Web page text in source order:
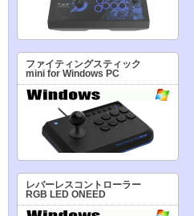
ファイティングスティック
mini for Windows PC
レバーレスコントローラー
RGB LED ONEED